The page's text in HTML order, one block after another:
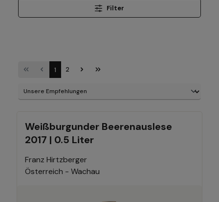
Filter
1 2
Weißburgunder Beerenauslese
2017 | 0.5 Liter
Franz Hirtzberger
Österreich - Wachau